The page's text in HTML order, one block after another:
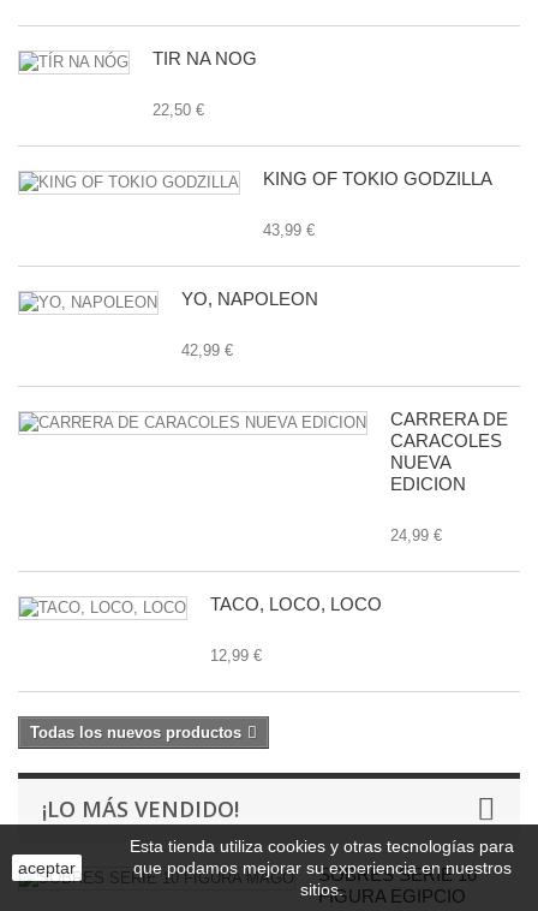
TÍR NA NÓG
22,50 €
KING OF TOKIO GODZILLA
43,99 €
YO, NAPOLEON
42,99 €
CARRERA DE
CARACOLES
NUEVA
EDICION
24,99 €
TACO, LOCO, LOCO
12,99 €
Todas los nuevos productos
¡LO MÁS VENDIDO!
SOBRES SERIE 10
FIGURA EGIPCIO
aceptar
Esta tienda utiliza cookies y otras tecnologías para
que podamos mejorar su experiencia en nuestros
sitios.